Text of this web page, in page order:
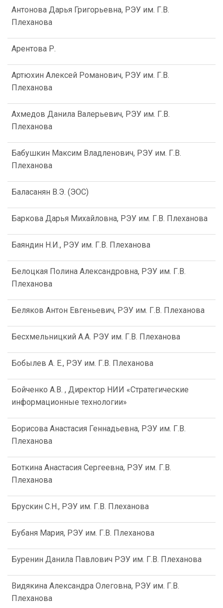
Антонова Дарья Григорьевна, РЭУ им. Г.В.
Плеханова
Арентова Р.
Артюхин Алексей Романович, РЭУ им. Г.В.
Плеханова
Ахмедов Данила Валерьевич, РЭУ им. Г.В.
Плеханова
Бабушкин Максим Владленович, РЭУ им. Г.В.
Плеханова
Баласанян В.Э. (ЭОС)
Баркова Дарья Михайловна, РЭУ им. Г.В. Плеханова
Баяндин Н.И., РЭУ им. Г.В. Плеханова
Белоцкая Полина Александровна, РЭУ им. Г.В.
Плеханова
Беляков Антон Евгеньевич, РЭУ им. Г.В. Плеханова
Бесхмельницкий А.А. РЭУ им. Г.В. Плеханова
Бобылев А. Е., РЭУ им. Г.В. Плеханова
Бойченко А.В. , Директор НИИ «Стратегические
информационные технологии»
Борисова Анастасия Геннадьевна, РЭУ им. Г.В.
Плеханова
Боткина Анастасия Сергеевна, РЭУ им. Г.В.
Плеханова
Брускин С.Н., РЭУ им. Г.В. Плеханова
Бубаня Мария, РЭУ им. Г.В. Плеханова
Буренин Данила Павлович РЭУ им. Г.В. Плеханова
Видякина Александра Олеговна, РЭУ им. Г.В.
Плеханова